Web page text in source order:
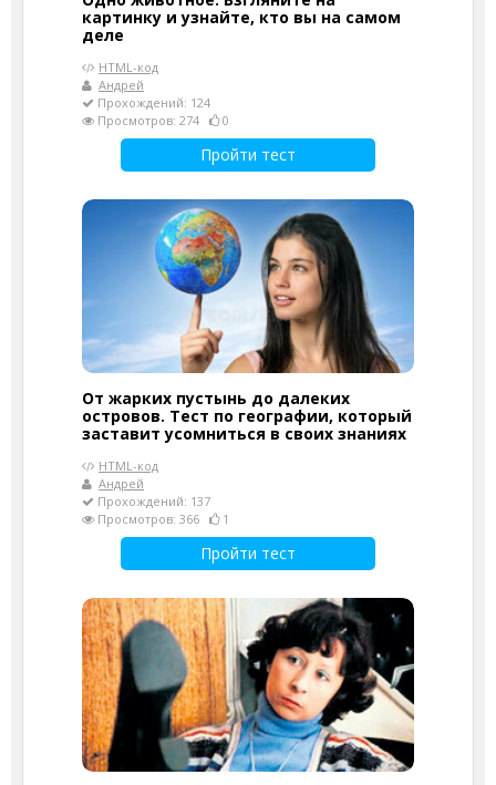
картинку и узнайте, кто вы на самом
деле
HTML-код
Андрей
Прохождений: 124
Просмотров: 274
0
Пройти тест
От жарких пустынь до далеких
островов. Тест по географии, который
заставит усомниться в своих знаниях
HTML-код
Андрей
Прохождений: 137
Просмотров: 366
1
Пройти тест